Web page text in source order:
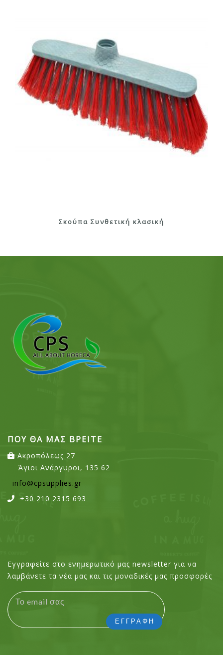
Σκούπα Συνθετική κλασική
ΠΟΥ ΘΑ ΜΑΣ ΒΡΕΙΤΕ
Ακροπόλεως 27
Άγιοι Ανάργυροι, 135 62
info@cpsupplies.gr
+30 210 2315 693
Εγγραφείτε στο ενημερωτικό μας newsletter για να
λαμβάνετε τα νέα μας και τις μοναδικές μας προσφορές